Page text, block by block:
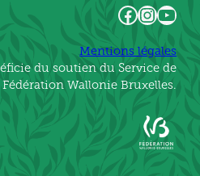
Facebook InstagramYouTube
Mentions légales
du soutien du Service de
Fédération Wallonie Bruxelles.